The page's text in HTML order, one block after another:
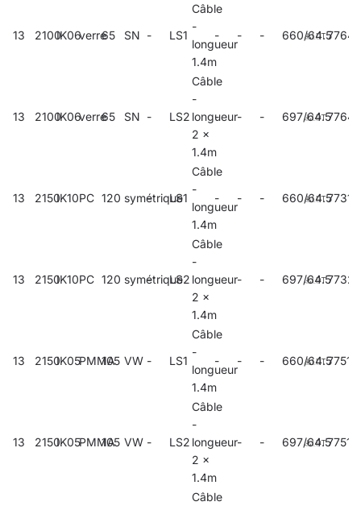
13 2100IK06verre65 SN - LS1
Câble
-
longueur
1.4m
- - - 660/64.5
13 2100IK06verre65 SN - LS2
Câble
-
longueur
2 x
1.4m
- - - 697/64.5
13 2150IK10PC 120 symétrique
- LS1
Câble
-
longueur
1.4m
- - - 660/64.5
13 2150IK10PC 120 symétrique
- LS2
Câble
-
longueur
2 x
1.4m
- - - 697/64.5
13 2150IK05PMMA
105 VW - LS1
Câble
-
longueur
1.4m
- - - 660/64.5
13 2150IK05PMMA
105 VW - LS2
Câble
-
longueur
2 x
1.4m
- - - 697/64.5
Câble